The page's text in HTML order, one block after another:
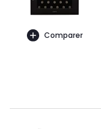
Comparer